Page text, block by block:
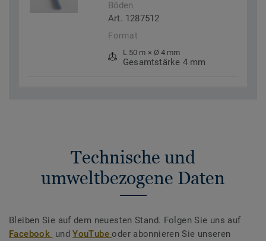
Böden
Art. 1287512
Format
L 50 m × Ø 4 mm
Gesamtstärke 4 mm
Technische und
umweltbezogene Daten
Bleiben Sie auf dem neuesten Stand. Folgen Sie uns auf
Facebook undYouTubeoder abonnieren Sie unseren